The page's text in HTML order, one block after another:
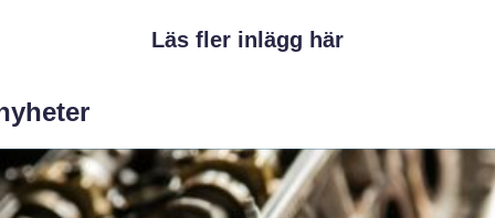
Läs fler inlägg här